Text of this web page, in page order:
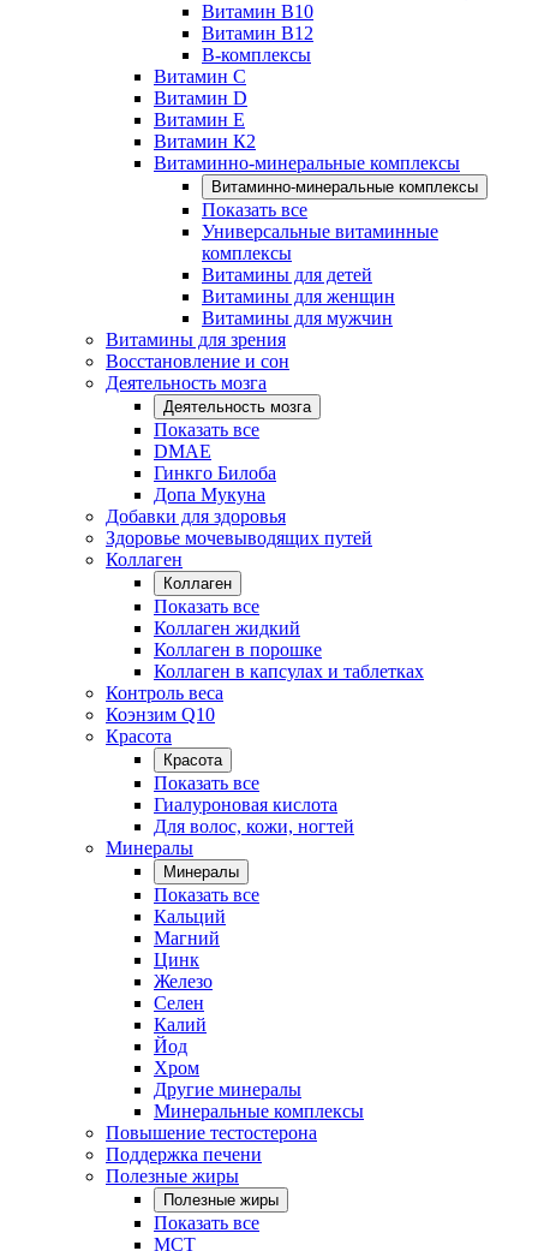
Витамин B10
Витамин B12
B-комплексы
Витамин C
Витамин D
Витамин E
Витамин К2
Витаминно-минеральные комплексы
Витаминно-минеральные комплексы
Показать все
Универсальные витаминные
комплексы
Витамины для детей
Витамины для женщин
Витамины для мужчин
Витамины для зрения
Восстановление и сон
Деятельность мозга
Деятельность мозга
Показать все
DMAE
Гинкго Билоба
Допа Мукуна
Добавки для здоровья
Здоровье мочевыводящих путей
Коллаген
Коллаген
Показать все
Коллаген жидкий
Коллаген в порошке
Коллаген в капсулах и таблетках
Контроль веса
Коэнзим Q10
Красота
Красота
Показать все
Гиалуроновая кислота
Для волос, кожи, ногтей
Минералы
Минералы
Показать все
Кальций
Магний
Цинк
Железо
Селен
Калий
Йод
Хром
Другие минералы
Минеральные комплексы
Повышение тестостерона
Поддержка печени
Полезные жиры
Полезные жиры
Показать все
MCT